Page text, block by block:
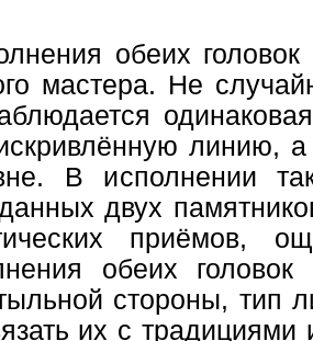
обеих головок
мастера. Не
линию,
В исполнении
двух
приёмов,
обеих головок
стороны, тип
их с